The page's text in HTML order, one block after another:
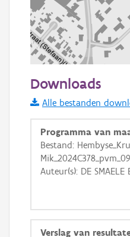
Informatie
i
+ −
Downloads
Alle bestanden
Programma van
Bestand:
Auteur(s): DE
Verslag van